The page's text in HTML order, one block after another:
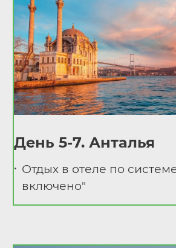
День 5-7. Анталья
Отдых в отеле по
включено"